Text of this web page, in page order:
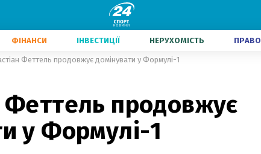
ФІНАНСИ ІНВЕСТИЦІЇ НЕРУХОМІСТЬ ПРАВО
Феттель продовжує домінувати у Формулі-1
Феттель продовжує
у Формулі-1